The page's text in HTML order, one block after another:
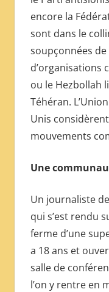
encore la
sont dans le
soupçonnées de
d’organisations
ou le Hezbollah
Téhéran.
Unis
mouvements
Une
Un journaliste
qui s’est rendu
ferme d’une
a 18 ans et
salle de
l’on y rentre en